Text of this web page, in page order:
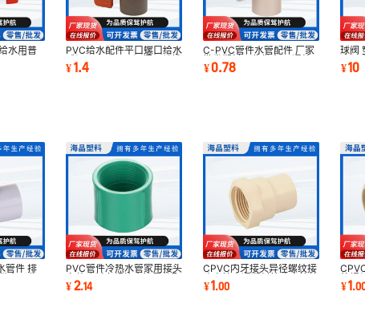
水用普
PVC给水配件平口螺口给水
球阀dn20-160阀门开关排
水阀开关阀管件
¥1.4
C-PVC管件水管配件 厂家
批发塑料工业供水 三通给
水排水管配件
¥0.78
球阀
口
控制
¥10
管件 排
水工业
PVC管件冷热水管家用接头
家装建材多规格水管零件配
件生产厂家
¥2.14
CPVC内牙接头异径螺纹接
头直接直通塑料接头水管管
配件异径接头
¥1.00
外螺
家装
¥1.